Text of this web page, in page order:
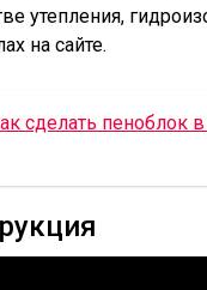
утепления,
на сайте.
сделать пеноблок